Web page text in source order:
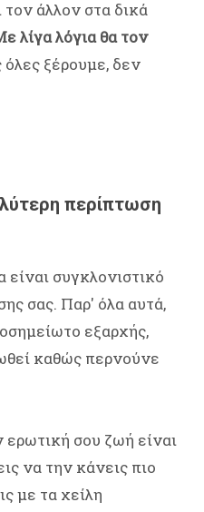
τον άλλον στα δικά
λίγα λόγια θα τον
ξέρουμε, δεν
περίπτωση
είναι συγκλονιστικό
σας. Παρ' όλα αυτά,
εξαρχής,
καθώς περνούνε
ερωτική σου ζωή είναι
να την κάνεις πιο
με τα χείλη